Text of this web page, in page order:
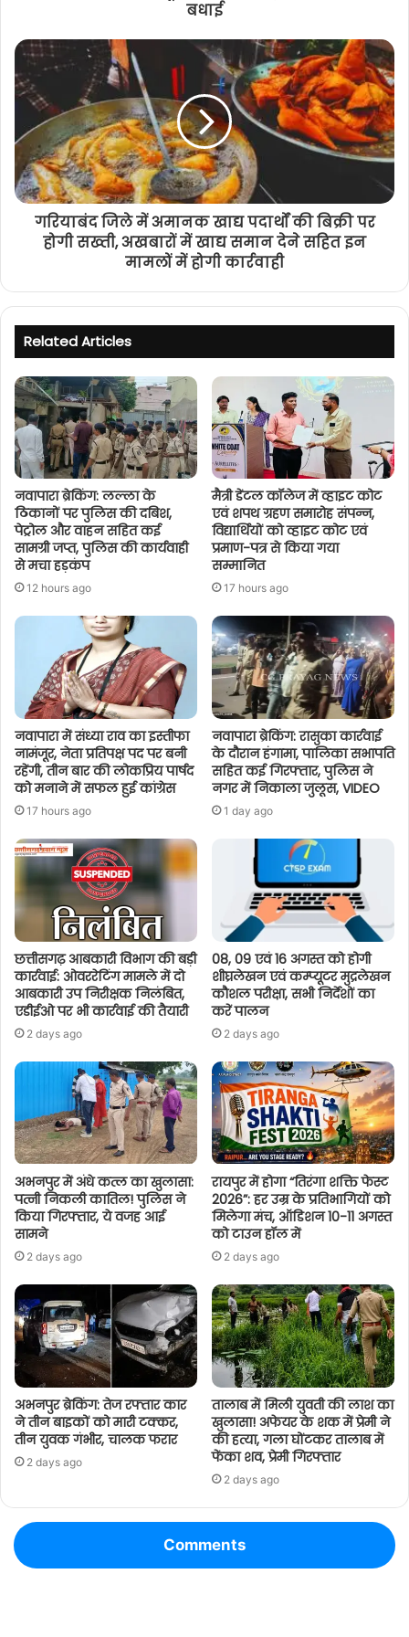
बधाई
गरियाबंद जिले में अमानक खाद्य पदार्थों की बिक्री पर
होगी सख्ती, अखबारों में खाद्य समान देने सहित इन
मामलों में होगी कार्रवाही
Related Articles
नवापारा ब्रेकिंग: लल्ला के
ठिकानों पर पुलिस की दबिश,
पेट्रोल और वाहन सहित कई
सामग्री जप्त, पुलिस की कार्यवाही
से मचा हड़कंप
12 hours ago
मैत्री डेंटल कॉलेज में व्हाइट कोट
एवं शपथ ग्रहण समारोह संपन्न,
विद्यार्थियों को व्हाइट कोट एवं
प्रमाण-पत्र से किया गया
सम्मानित
17 hours ago
नवापारा में संध्या राव का इस्तीफा
नामंजूर, नेता प्रतिपक्ष पद पर बनी
रहेंगी, तीन बार की लोकप्रिय पार्षद
को मनाने में सफल हुई कांग्रेस
17 hours ago
नवापारा ब्रेकिंग: रासुका कार्रवाई
के दौरान हंगामा, पालिका सभापति
सहित कई गिरफ्तार, पुलिस ने
नगर में निकाला जुलूस, VIDEO
1 day ago
छत्तीसगढ़ आबकारी विभाग की बड़ी
कार्रवाई: ओवररेटिंग मामले में दो
आबकारी उप निरीक्षक निलंबित,
एडीईओ पर भी कार्रवाई की तैयारी
2 days ago
08, 09 एवं 16 अगस्त को होगी
शीघ्रलेखन एवं कम्प्यूटर मुद्रलेखन
कौशल परीक्षा, सभी निर्देशों का
करें पालन
2 days ago
अभनपुर में अंधे कत्ल का खुलासा:
पत्नी निकली कातिल! पुलिस ने
किया गिरफ्तार, ये वजह आई
सामने
2 days ago
रायपुर में होगा “तिरंगा शक्ति फेस्ट
2026”: हर उम्र के प्रतिभागियों को
मिलेगा मंच, ऑडिशन 10-11 अगस्त
को टाउन हॉल में
2 days ago
अभनपुर ब्रेकिंग: तेज रफ्तार कार
ने तीन बाइकों को मारी टक्कर,
तीन युवक गंभीर, चालक फरार
2 days ago
तालाब में मिली युवती की लाश का
खुलासा! अफेयर के शक में प्रेमी ने
की हत्या, गला घोंटकर तालाब में
फेंका शव, प्रेमी गिरफ्तार
2 days ago
Comments